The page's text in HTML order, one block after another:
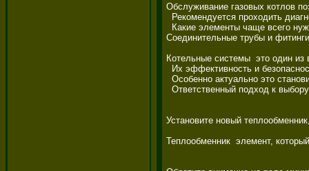
Обслуживание газовых котлов
Рекомендуется проходить
Какие элементы чаще всего
Соединительные трубы и
Котельные системы  это один
Их эффективность и
Особенно актуально это
Ответственный подход к
Установите новый
Теплообменник  элемент,